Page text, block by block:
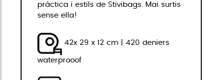
pràctica i estils de Stivibags. Mai surtis
sense ella!
42x 29 x 12 cm | 420 deniers
waterprooof